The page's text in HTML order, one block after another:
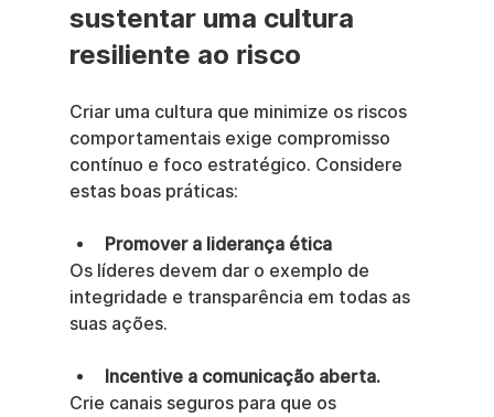
sustentar uma cultura
resiliente ao risco
Criar uma cultura que minimize os riscos
comportamentais exige compromisso
contínuo e foco estratégico. Considere
estas boas práticas:
Promover a liderança ética
Os líderes devem dar o exemplo de
integridade e transparência em todas as
suas ações.
Incentive a comunicação aberta.
Crie canais seguros para que os